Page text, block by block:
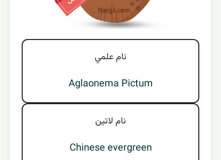
نام علمي
Aglaonema Pictum
نام لاتين
Chinese evergreen